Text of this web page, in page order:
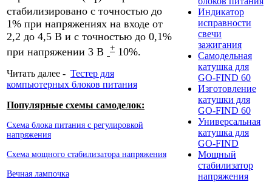
стабилизировано с точностью до
1% при напряжениях на входе от
2,2 до 4,5 В и с точностью до 0,1%
при напряжении 3 В
+ 10%.
Читать далее - Тестер для
компьютерных блоков питания
Популярные схемы самоделок:
Схема блока питания с регулировкой
напряжения
Схема мощного стабилизатора напряжения
Вечная лампочка
Индикатор
исправности
свечи
зажигания
Самодельная
катушка для
GO-FIND 60
Изготовление
катушки для
GO-FIND 60
Универсальная
катушка для
GO-FIND
Мощный
стабилизатор
напряжения